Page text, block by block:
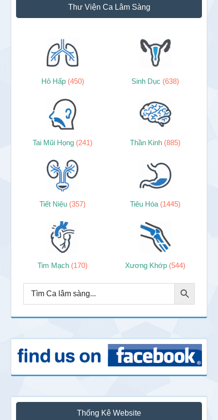
Thư Viện Ca Lâm Sàng
Hô Hấp (450) Sinh Dục (638)
Tai Mũi Họng (241) Thần Kinh (885)
Tiết Niệu (357) Tiêu Hóa (1445)
Tim Mạch (170) Xương Khớp (544)
Thống Kê Website